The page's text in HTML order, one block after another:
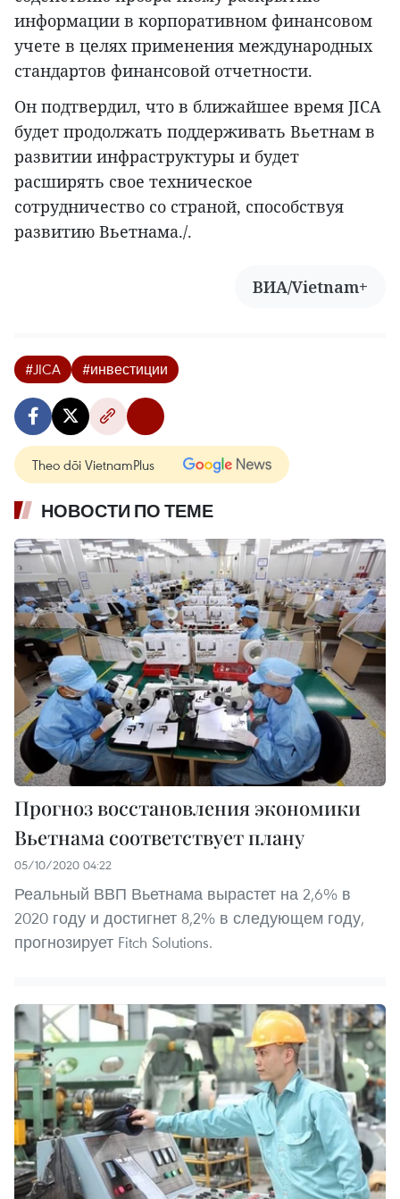
информации в корпоративном финансовом
учете в целях применения международных
стандартов финансовой отчетности.
Он подтвердил, что в ближайшее время JICA
будет продолжать поддерживать Вьетнам в
развитии инфраструктуры и будет
расширять свое техническое
сотрудничество со страной, способствуя
развитию Вьетнама./.
ВИА/Vietnam+
#JICA #инвестиции
Theo dõi VietnamPlus
НОВОСТИ ПО ТЕМЕ
Прогноз восстановления экономики
Вьетнама соответствует плану
05/10/2020 04:22
Реальный ВВП Вьетнама вырастет на 2,6% в
2020 году и достигнет 8,2% в следующем году,
прогнозирует Fitch Solutions.